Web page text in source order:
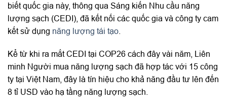
biết quốc gia này, thông qua Sáng kiến Nhu cầu năng
lượng sạch (CEDI), đã kết nối các quốc gia và công ty cam
kết sử dụng năng lượng tái tạo
Kể từ khi ra mắt CEDI tại COP26 cách đây vài năm, Liên
minh Người mua năng lượng sạch đã hợp tác với 15 công
ty tại Việt Nam, đây là tín hiệu cho khả năng đầu tư lên đến
8 tỉ USD vào hạ tầng năng lượng sạch.